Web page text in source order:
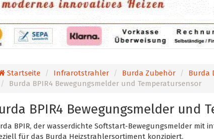
Startseite Infrarotstrahler Burda Zubehör
Burda
Burda BPIR4 Bewegungsmelder und Temperatursensor
BPIR4 Bewegungsmelder und
BPIR, der wasserdichte Softstart-Bewegungsmelder mit
für das Burda Heizstrahlersortiment konzipiert.